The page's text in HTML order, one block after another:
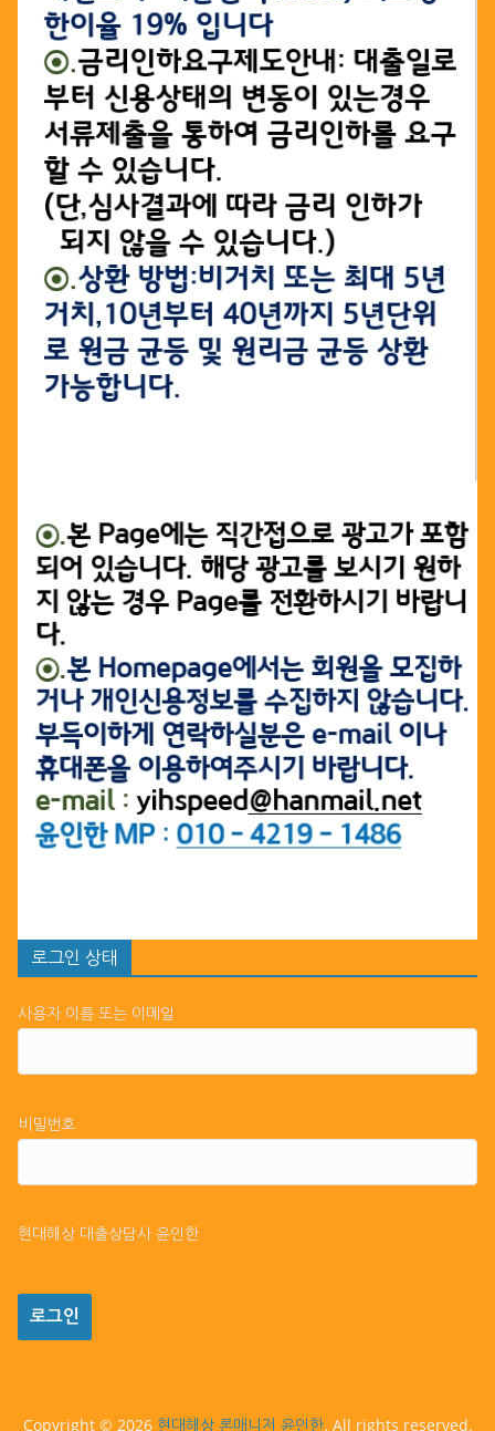
로그인 상태
사용자 이름 또는 이메일
비밀번호
현대해상 대출상담사 윤인한
Copyright © 2026 현대해상 론매니저 윤인한. All rights reserved.